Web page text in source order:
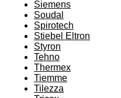
Siemens
Soudal
Spirotech
Stiebel Eltron
Styron
Tehno
Thermex
Tiemme
Tilezza